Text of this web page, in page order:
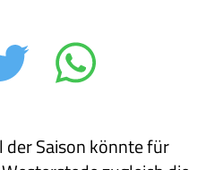
Saison könnte für